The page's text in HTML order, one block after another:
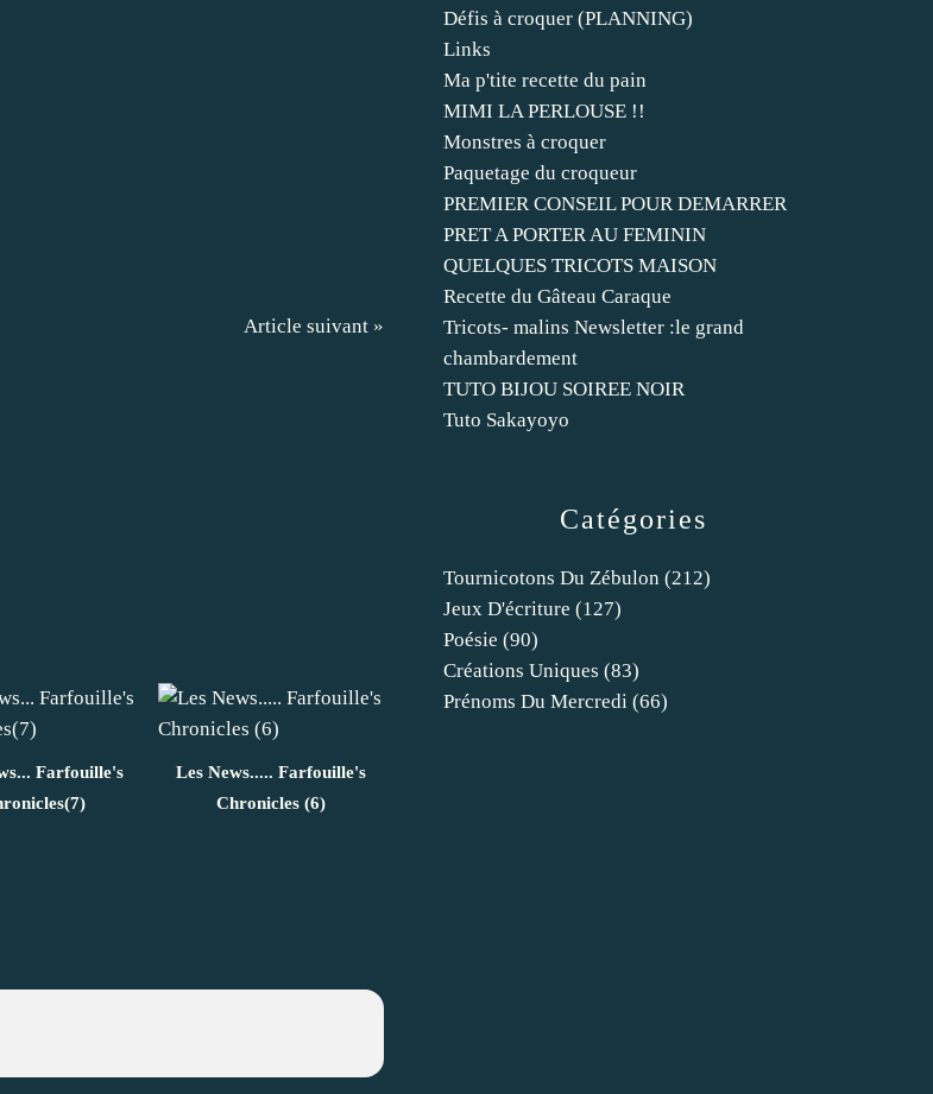
Article suivant »
Farfouille's
Les News..... Farfouille's
Chronicles (6)
Catégories
Tournicotons Du Zébulon (212)
Jeux D'écriture (127)
Poésie (90)
Créations Uniques (83)
Prénoms Du Mercredi (66)
Défis à croquer (PLANNING)
Links
Ma p'tite recette du pain
MIMI LA PERLOUSE !!
Monstres à croquer
Paquetage du croqueur
PREMIER CONSEIL POUR DEMARRER
PRET A PORTER AU FEMININ
QUELQUES TRICOTS MAISON
Recette du Gâteau Caraque
Tricots- malins Newsletter :le grand
chambardement
TUTO BIJOU SOIREE NOIR
Tuto Sakayoyo